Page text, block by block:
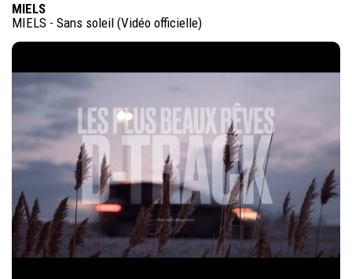
MIELS
MIELS - Sans soleil (Vidéo officielle)